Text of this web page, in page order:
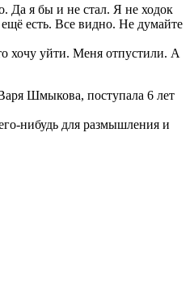
Да я бы и не стал. Я не ходок
есть. Все видно. Не думайте
хочу уйти. Меня отпустили. А
Шмыкова, поступала 6 лет
нибудь для размышления и